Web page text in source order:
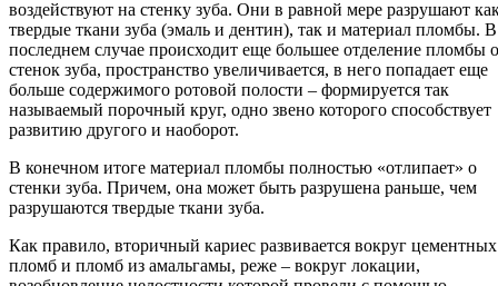
воздействуют на стенку зуба. Они в равной мере разрушают
твердые ткани зуба (эмаль и дентин), так и материал пломбы. В
последнем случае происходит еще большее отделение пломбы
стенок зуба, пространство увеличивается, в него попадает еще
больше содержимого ротовой полости – формируется так
называемый порочный круг, одно звено которого способствует
развитию другого и наоборот.
В конечном итоге материал пломбы полностью «отлипает» о
стенки зуба. Причем, она может быть разрушена раньше, чем
разрушаются твердые ткани зуба.
Как правило, вторичный кариес развивается вокруг цементных
пломб и пломб из амальгамы, реже – вокруг локации,